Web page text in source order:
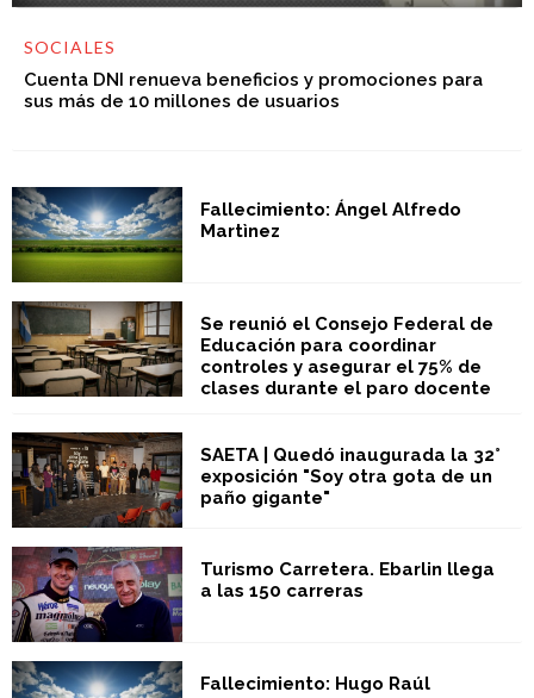
SOCIALES
Cuenta DNI renueva beneficios y promociones para
sus más de 10 millones de usuarios
Fallecimiento: Ángel Alfredo
Martìnez
Se reunió el Consejo Federal de
Educación para coordinar
controles y asegurar el 75% de
clases durante el paro docente
SAETA | Quedó inaugurada la 32°
exposición "Soy otra gota de un
paño gigante"
Turismo Carretera. Ebarlin llega
a las 150 carreras
Fallecimiento: Hugo Raúl